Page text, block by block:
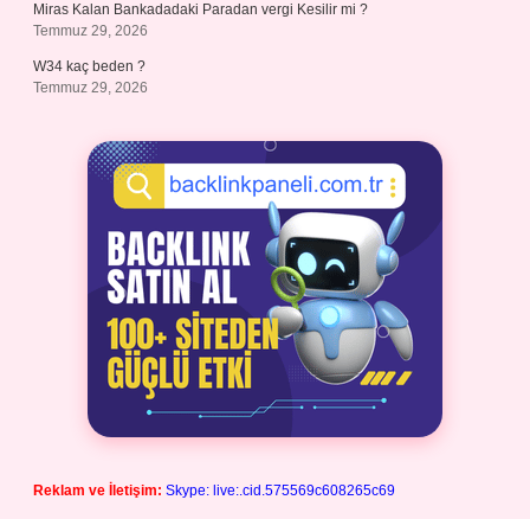
Miras Kalan Bankadadaki Paradan vergi Kesilir mi ?
Temmuz 29, 2026
W34 kaç beden ?
Temmuz 29, 2026
Reklam ve İletişim: Skype: live:.cid.575569c608265c69